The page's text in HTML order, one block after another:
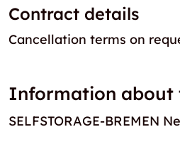
Contract details
Cancellation terms on
Information about
SELFSTORAGE-BREMEN